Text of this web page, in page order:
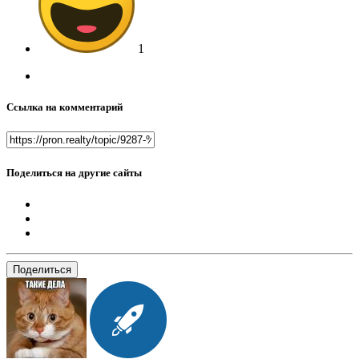
1
Ссылка на комментарий
Поделиться на другие сайты
Поделиться